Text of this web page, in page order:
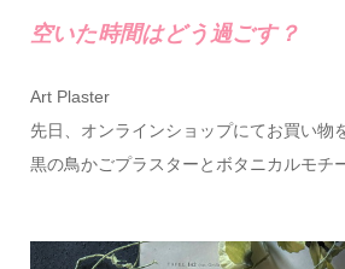
空いた時間はどう過ごす？
Art Plaster
先日、オンラインショップにてお買い物
黒の鳥かごプラスターとボタニカルモチ